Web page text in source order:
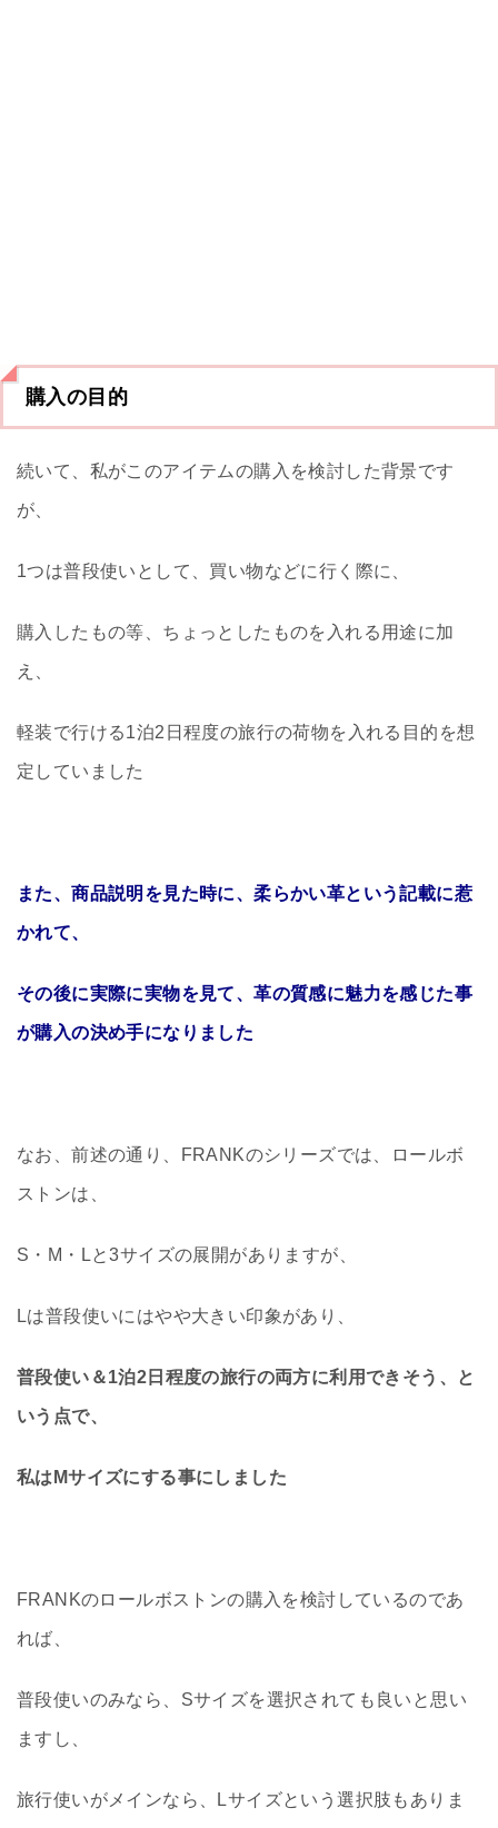
購入の目的
続いて、私がこのアイテムの購入を検討した背景です
が、
1つは普段使いとして、買い物などに行く際に、
購入したもの等、ちょっとしたものを入れる用途に加
え、
軽装で行ける1泊2日程度の旅行の荷物を入れる目的を想
定していました
また、商品説明を見た時に、柔らかい革という記載に惹
かれて、
その後に実際に実物を見て、革の質感に魅力を感じた事
が購入の決め手になりました
なお、前述の通り、FRANKのシリーズでは、ロールボ
ストンは、
S・M・Lと3サイズの展開がありますが、
Lは普段使いにはやや大きい印象があり、
普段使い＆1泊2日程度の旅行の両方に利用できそう、と
いう点で、
私はMサイズにする事にしました
FRANKのロールボストンの購入を検討しているのであ
れば、
普段使いのみなら、Sサイズを選択されても良いと思い
ますし、
旅行使いがメインなら、Lサイズという選択肢もありま